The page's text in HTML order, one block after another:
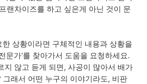
랜차이즈를 하고 싶은게 아닌 것이 문
상황이라면 구체적인 내용과 상황을
문가'를 찾아가서 도움을 요청하세요.
지 않고 듣게 되면, 사공이 많아서 배가
래서 어떤 누구의 이야기라도, 비판